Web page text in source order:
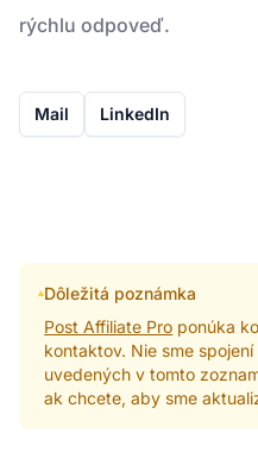
rýchlu odpoveď.
Mail LinkedIn
Dôležitá poznámka
Post Affiliate Pro ponúka
kontaktov. Nie sme
uvedených v tomto
ak chcete, aby sme